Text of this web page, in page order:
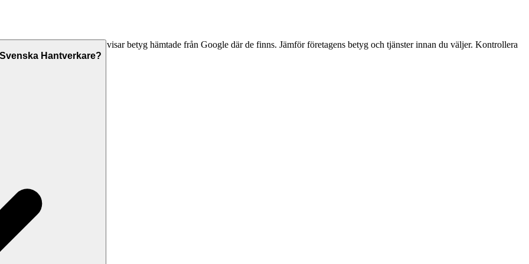
kontaktuppgifter, och vi visar betyg hämtade från Google där de finns. Jämför företagens betyg och tjänster innan du väljer. Kontrollera
dem. Hantverkare?